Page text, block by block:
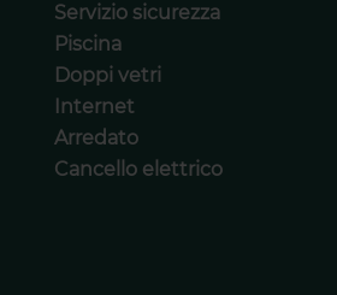
Servizio sicurezza
Piscina
Doppi vetri
Internet
Arredato
Cancello elettrico